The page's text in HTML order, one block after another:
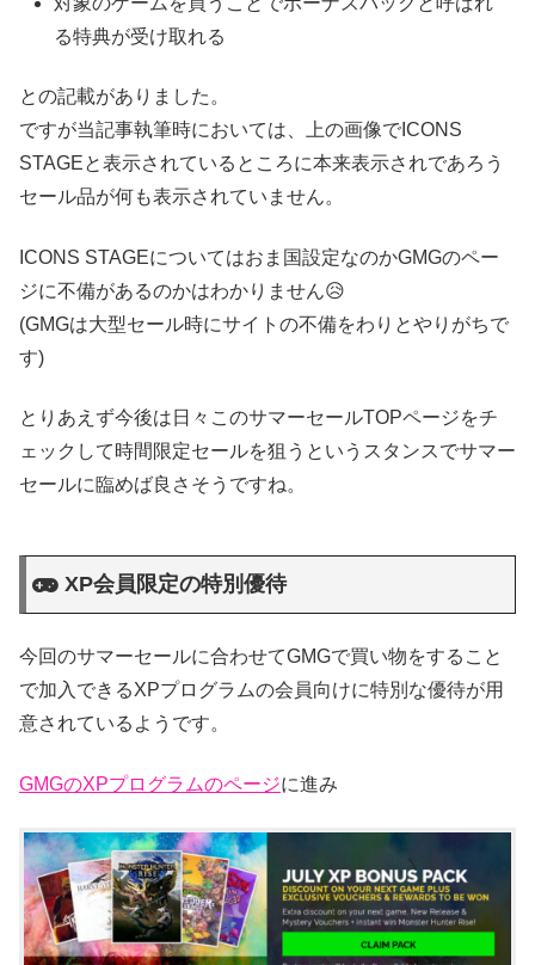
る特典が受け取れる
との記載がありました。
ですが当記事執筆時においては、上の画像でICONS
STAGEと表示されているところに本来表示されであろう
セール品が何も表示されていません。
ICONS STAGEについてはおま国設定なのかGMGのペー
ジに不備があるのかはわかりません😥
(GMGは大型セール時にサイトの不備をわりとやりがちで
す)
とりあえず今後は日々このサマーセールTOPページをチ
ェックして時間限定セールを狙うというスタンスでサマー
セールに臨めば良さそうですね。
XP会員限定の特別優待
今回のサマーセールに合わせてGMGで買い物をすること
で加入できるXPプログラムの会員向けに特別な優待が用
意されているようです。
GMGのXPプログラムのページに進み